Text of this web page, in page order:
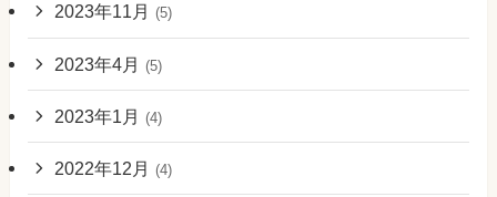
2023年11月 (5)
2023年4月 (5)
2023年1月 (4)
2022年12月 (4)